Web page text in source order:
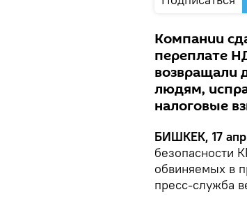
Компании
переплате
возвращали
людям,
налоговые
БИШКЕК, 17
безопасности
обвиняемых в
пресс-служба